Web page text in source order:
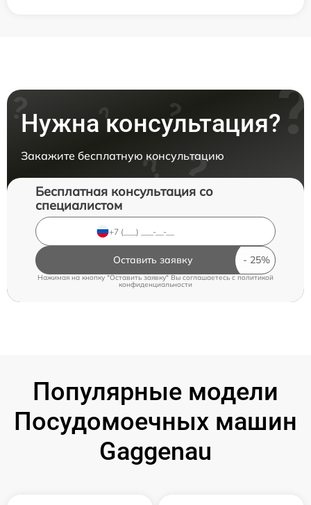
Нужна консультация?
Закажите бесплатную консультацию
Бесплатная консультация со
специалистом
Оставить заявку
Нажимая на кнопку "Оставить заявку" Вы соглашаетесь c политикой
конфиденциальности
Популярные модели
Посудомоечных машин
Gaggenau